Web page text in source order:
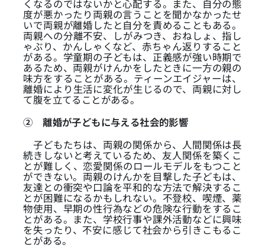
くなるのではないかと心配する。また、自分の態
度が悪かったり両親の言うことを聞かなかったせ
いで両親が離婚したと自分を責めることもある。
両親への分離不安、しがみつき、おねしょ、指し
ゃぶり、かんしゃくなど、赤ちゃん返りすること
がある。学童期の子どもは、正義感が強い時期で
あるため、両親がけんかをしたときに一方の親の
味方をすることがある。ティーンエイジャーは、
離婚により生活に変化が生じるので、両親に対し
て腹を立てることがある。
②
離婚が子どもに与える社会的影響
子どもたちは、両親の関係から、人間関係は長
続きしないと考えているため、友人関係を築くこ
とが難しく、恋愛関係のロールモデルをもつこと
ができない。両親のけんかを目撃した子どもは、
友達との衝突や口論を平和的な方法で解決するこ
とが困難になるかもしれない。不登校、喫煙、薬
物使用、早期の性行為などの危険な行動をするこ
とがある。また、学校行事や課外活動などに興味
を失ったり、不安に感じて社会から引きこもるこ
とがある。